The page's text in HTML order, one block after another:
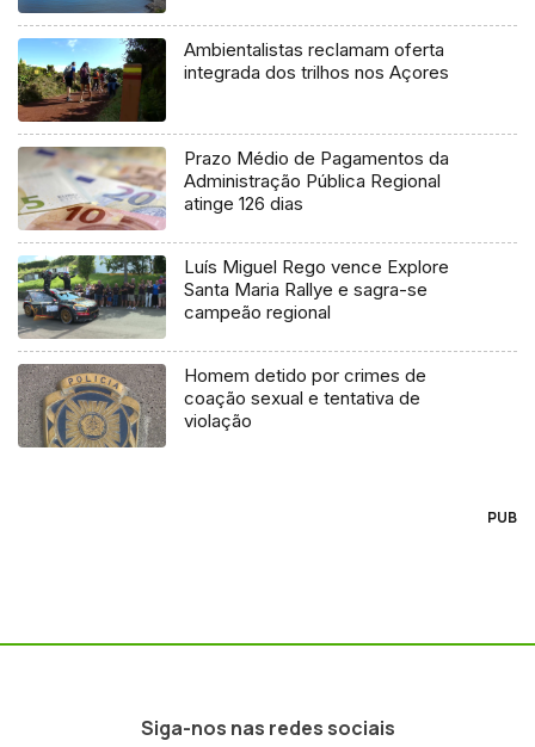
Ambientalistas reclamam oferta
integrada dos trilhos nos Açores
Prazo Médio de Pagamentos da
Administração Pública Regional
atinge 126 dias
Luís Miguel Rego vence Explore
Santa Maria Rallye e sagra-se
campeão regional
Homem detido por crimes de
coação sexual e tentativa de
violação
PUB
Siga-nos nas redes sociais